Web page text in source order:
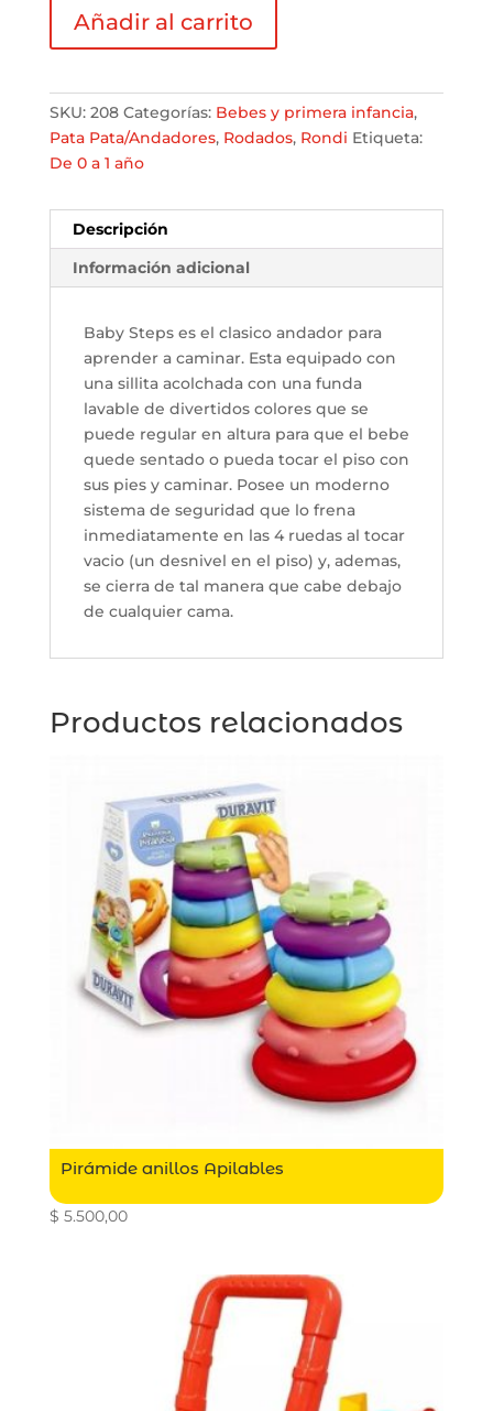
Steps
cantidad
Añadir al carrito
SKU: 208 Categorías: Bebes y primera infancia,
Pata Pata/Andadores, Rodados, Rondi Etiqueta:
De 0 a 1 año
Descripción
Información adicional
Baby Steps es el clasico andador para
aprender a caminar. Esta equipado con
una sillita acolchada con una funda
lavable de divertidos colores que se
puede regular en altura para que el bebe
quede sentado o pueda tocar el piso con
sus pies y caminar. Posee un moderno
sistema de seguridad que lo frena
inmediatamente en las 4 ruedas al tocar
vacio (un desnivel en el piso) y, ademas,
se cierra de tal manera que cabe debajo
de cualquier cama.
Productos relacionados
Pirámide anillos Apilables
$ 5.500,00